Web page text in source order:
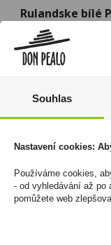
Rulandske bílé
sběr 2024
zelená 0,75l
Znojmo
Cena za:
Skladem:5 - 50 ks
Souhlas
Nastavení cookies:
Používáme cookies,
- od vyhledávání až
pomůžete web